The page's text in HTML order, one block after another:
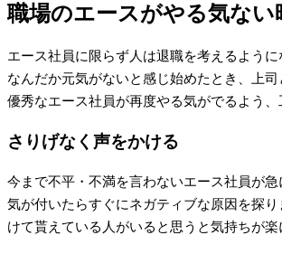
職場のエースがやる気な
エース社員に限らず人は退職を考えるよう
なんだか元気がないと感じ始めたとき、上
優秀なエース社員が再度やる気がでるよう、
さりげなく声をかける
今まで不平・不満を言わないエース社員が
気が付いたらすぐにネガティブな原因を探
けて貰えている人がいると思うと気持ちが楽